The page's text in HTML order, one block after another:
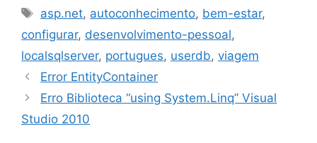
Tags
asp.net, autoconhecimento, bem-estar,
configurar, desenvolvimento-pessoal,
localsqlserver, portugues, userdb, viagem
Error EntityContainer
Erro Biblioteca “using System.Linq” Visual
Studio 2010